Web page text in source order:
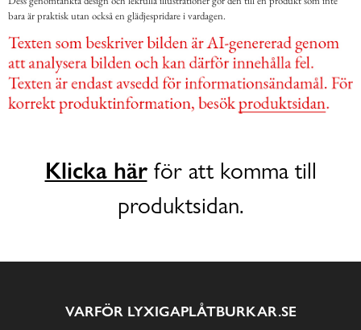
bara är praktisk utan också en glädjespridare i vardagen.
Klicka härför att komma till
produktsidan.
VARFÖR LYXIGAPLÅTBURKAR.SE